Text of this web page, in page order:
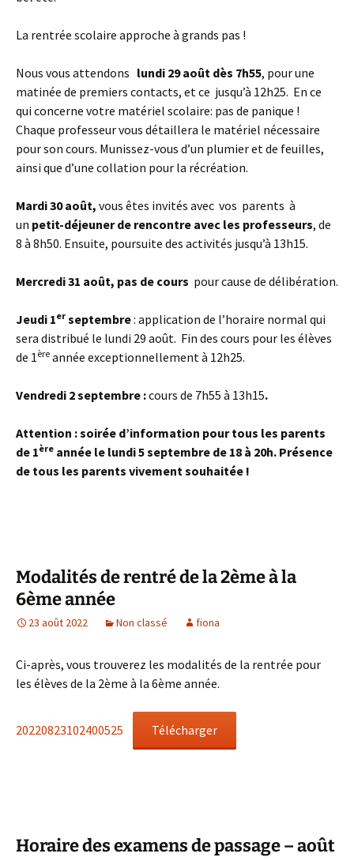
La rentrée scolaire approche à grands pas !
Nous vous attendons lundi 29 août dès 7h55, pour une
matinée de premiers contacts, et ce jusqu’à 12h25. En ce
qui concerne votre matériel scolaire: pas de panique !
Chaque professeur vous détaillera le matériel nécessaire
pour son cours. Munissez-vous d’un plumier et de feuilles,
ainsi que d’une collation pour la récréation.
Mardi 30 août, vous êtes invités avec vos parents à
un petit-déjeuner de rencontre avec les professeurs, de
8 à 8h50. Ensuite, poursuite des activités jusqu’à 13h15.
Mercredi 31 août, pas de cours pour cause de délibération.
Jeudi 1er septembre: application de l’horaire normal qui
sera distribué le lundi 29 août. Fin des cours pour les élèves
de 1ère année exceptionnellement à 12h25.
Vendredi 2 septembre :cours de 7h55 à 13h15.
Attention : soirée d’information pour tous les parents
de 1ère année le lundi 5 septembre de 18 à 20h. Présence
de tous les parents vivement souhaitée !
Modalités de rentré de la 2ème à la
6ème année
23 août 2022 Non classé fiona
Ci-après, vous trouverez les modalités de la rentrée pour
les élèves de la 2ème à la 6ème année.
20220823102400525 Télécharger
Horaire des examens de passage – août